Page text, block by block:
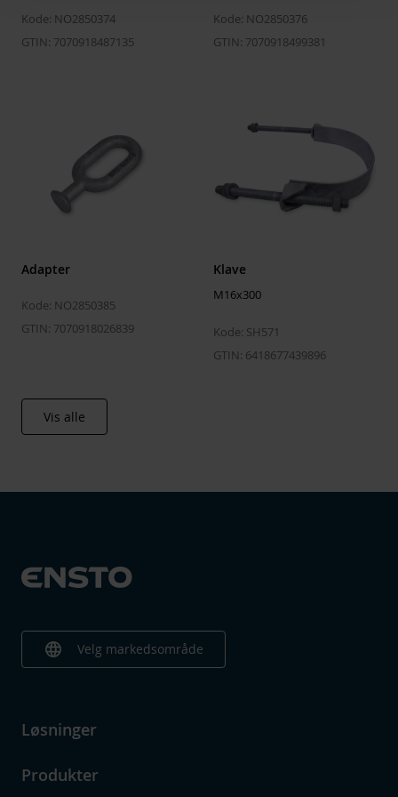
Kode: NO2850374
GTIN: 7070918487135
Kode: NO2850376
GTIN: 7070918499381
Adapter
Kode: NO2850385
GTIN: 7070918026839
Klave
M16x300
Kode: SH571
GTIN: 6418677439896
Vis alle
language Velg markedsområde
Løsninger
Produkter